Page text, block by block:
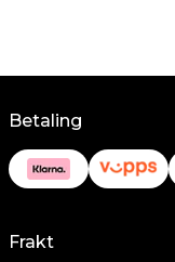
Betaling
Frakt